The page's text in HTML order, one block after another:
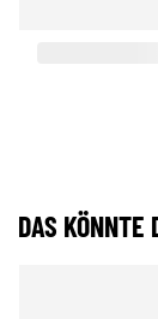
DAS KÖNNTE